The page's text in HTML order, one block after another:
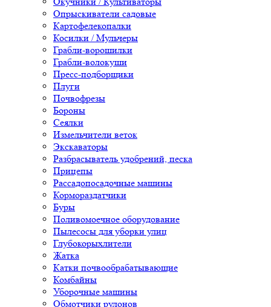
Опрыскиватели садовые
Картофелекопалки
Косилки / Мульчеры
Грабли-ворошилки
Грабли-волокуши
Пресс-подборщики
Плуги
Почвофрезы
Бороны
Сеялки
Измельчители веток
Экскаваторы
Разбрасыватель удобрений, песка
Прицепы
Рассадопосадочные машины
Кормораздатчики
Буры
Поливомоечное оборудование
Пылесосы для уборки улиц
Глубокорыхлители
Жатка
Катки почвообрабатывающие
Комбайны
Уборочные машины
Обмотчики рулонов